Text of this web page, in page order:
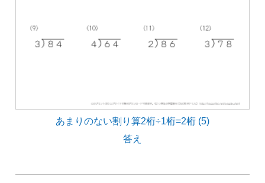
あまりのない割り算2桁÷1桁=2桁 (5)
答え